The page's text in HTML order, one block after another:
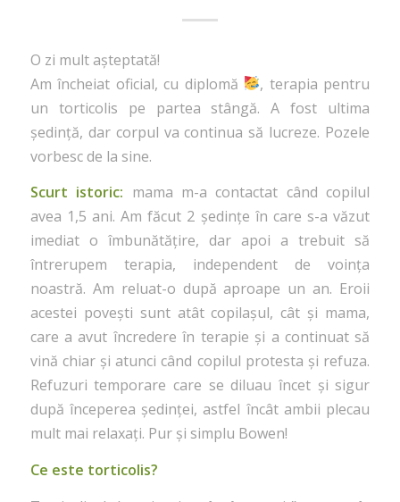
O zi mult așteptată!
Am încheiat oficial, cu diplomă
, terapia pentru
un torticolis pe partea stângă. A fost ultima
ședință, dar corpul va continua să lucreze. Pozele
vorbesc de la sine.
Scurt istoric: mama m-a contactat când copilul
avea 1,5 ani. Am făcut 2 ședințe în care s-a văzut
imediat o îmbunătățire, dar apoi a trebuit să
întrerupem terapia, independent de voința
noastră. Am reluat-o după aproape un an. Eroii
acestei povești sunt atât copilașul, cât și mama,
care a avut încredere în terapie și a continuat să
vină chiar și atunci când copilul protesta și refuza.
Refuzuri temporare care se diluau încet și sigur
după începerea ședinței, astfel încât ambii plecau
mult mai relaxați. Pur și simplu Bowen!
Ce este torticolis?